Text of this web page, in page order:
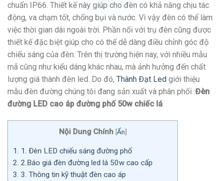
chuẩn IP66. Thiết kế này giúp cho đèn có khả năng chịu tác
động, va chạm tốt, chống bụi và nước. Vì vậy đèn có thể làm
việc thời gian dài ngoài trời. Phần nối với trụ đèn cũng được
thiết kế đặc biệt giúp cho có thể dễ dàng điều chỉnh góc độ
chiếu sáng của đèn. Trên thị trường hiện nay, với nhiều mẫu
mã cũng như kiểu dáng khác nhau, mà ảnh hưởng đến chất
lượng giá thành đèn led. Do đó, Thành Đạt Led giới thiệu
mẫu đèn đường chúng tôi đang sản xuất và phân phối :Đèn
đường LED cao áp đường phố 50w chiếc lá
Nội Dung Chính [Ẩn]
1. 1. Đèn LED chiếu sáng đường phố
2. 2.Báo giá đèn đường led lá 50w cao cấp
3. 3. Thông tin kỹ thuật đèn cao áp